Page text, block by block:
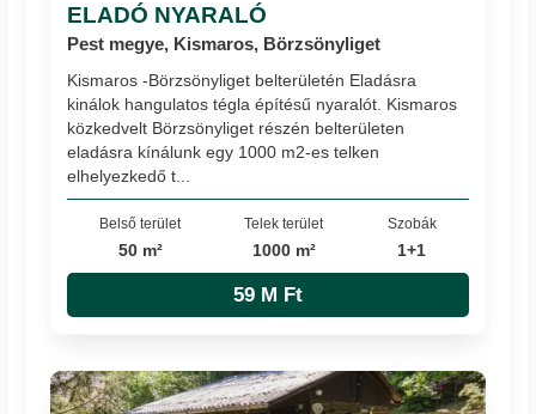
ELADÓ NYARALÓ
Pest megye, Kismaros, Börzsönyliget
Kismaros -Börzsönyliget belterületén Eladásra
kinálok hangulatos tégla építésű nyaralót. Kismaros
közkedvelt Börzsönyliget részén belterületen
eladásra kínálunk egy 1000 m2-es telken
elhelyezkedő t...
Belső terület
50 m²
Telek terület
1000 m²
Szobák
1+1
59 M Ft